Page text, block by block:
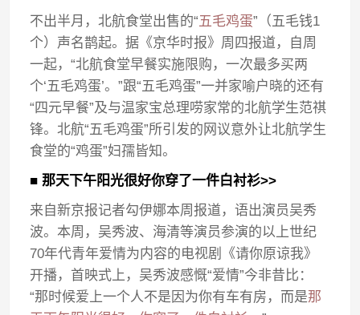
不出半月，北航食堂出售的“五毛鸡蛋”（五毛钱1
个）声名鹊起。据《京华时报》周四报道，自周
一起，“北航食堂早餐实施限购，一次最多买两
个‘五毛鸡蛋’。”跟“五毛鸡蛋”一并家喻户晓的还有
“四元早餐”及与温家宝总理唠家常的北航学生范祺
锋。北航“五毛鸡蛋”所引发的网议意外让北航学生
食堂的“鸡蛋”妇孺皆知。
■ 那天下午阳光很好你穿了一件白衬衫>>
来自新京报记者勾伊娜本周报道，语出演员吴秀
波。本周，吴秀波、海清等演员参演的以上世纪
70年代青年爱情为内容的电视剧《请你原谅我》
开播，首映式上，吴秀波感慨“爱情”今非昔比：
“那时候爱上一个人不是因为你有车有房，而是那